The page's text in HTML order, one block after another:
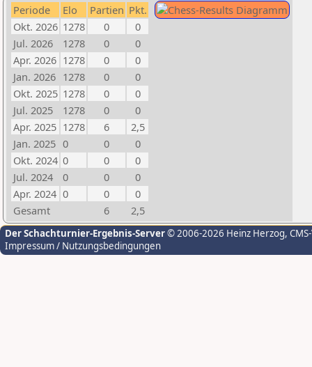
Periode Elo Partien Pkt.
Okt. 2026 1278 0
0
Jul. 2026
1278 0
0
Apr. 2026 1278 0
0
Jan. 2026 1278 0
0
Okt. 2025 1278 0
0
Jul. 2025
1278 0
0
Apr. 2025 1278 6
2,5
Jan. 2025 0 0
0
Okt. 2024 0 0
0
Jul. 2024
0 0
0
Apr. 2024 0 0
0
Gesamt
6 2,5
Der Schachturnier-Ergebnis-Server© 2006-2026 Heinz Herzog,
Impressum / Nutzungsbedingungen